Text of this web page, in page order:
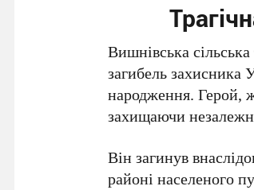
Вишнівська
загибель захисника
народження. Герой,
захищаючи
Він загинув
районі населеного